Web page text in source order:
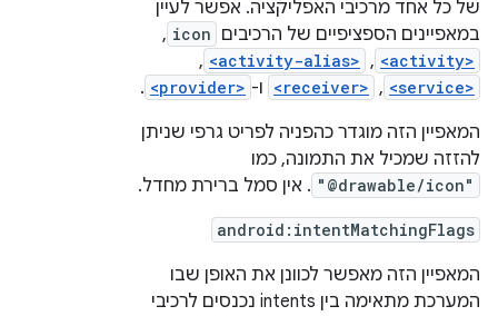
של כל אחד מרכיבי האפליקציה. אפשר לעיין
במאפיינים הספציפיים של הרכיבים icon
,
<activity>
,
<activity-alias>
,
<service>
,
<receiver> ו- <provider>
.
המאפיין הזה מוגדר כהפניה לפריט גרפי שניתן
להזזה שמכיל את התמונה, כמו
"@drawable/icon" . אין סמל ברירת מחדל.
android:intentMatchingFlags
המאפיין הזה מאפשר לכוונן את האופן שבו
המערכת מתאימה בין intents נכנסים לרכיבי